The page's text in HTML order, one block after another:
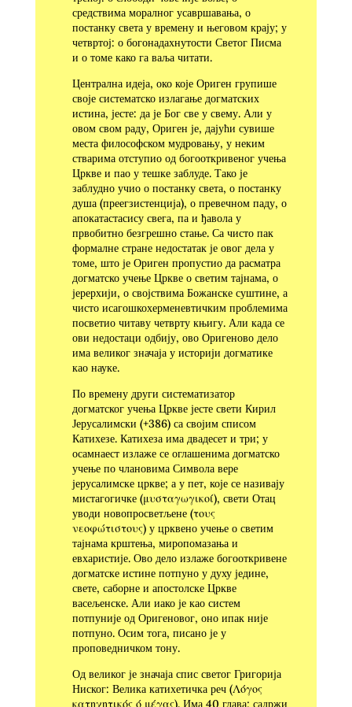
средствима моралног усавршавања, о
постанку света у времену и његовом крају; у
четвртој: о богонадахнутости Светог Писма
и о томе како га ваља читати.
Централна идеја, око које Ориген групише
своје систематско излагање догматских
истина, јесте: да је Бог све у свему. Али у
овом свом раду, Ориген је, дајући сувише
места философском мудровању, у неким
стварима отступио од богооткривеног учења
Цркве и пао у тешке заблуде. Тако је
заблудно учио о постанку света, о постанку
душа (преегзистенција), о превечном паду, о
апокатастасису свега, па и ђавола у
првобитно безгрешно стање. Са чисто пак
формалне стране недостатак је овог дела у
томе, што је Ориген пропустио да расматра
догматско учење Цркве о светим тајнама, о
јерерхији, о својствима Божанске суштине, а
чисто исагошкохерменевтичким проблемима
посветио читаву четврту књигу. Али када се
ови недостаци одбију, ово Оригеново дело
има великог значаја у историји догматике
као науке.
По времену други систематизатор
догматског учења Цркве јесте свети Кирил
Јерусалимски (+386) са својим спи­сом
Катихезе. Катихеза има двадесет и три; у
осамнаест излаже се оглашенима догматско
учење по члановима Символа вере
јерусалимске цркве; а у пет, које се називају
мистагогичке (μυσταγωγικοί), свети Отац
уводи новопросветљене (τους
νεοφώτιστους) у црквено учење о светим
тајнама крштења, миропомазања и
евхаристије. Ово дело излаже богооткривене
догматске истине потпуно у духу једине,
свете, саборне и апостолске Цркве
васељенске. Али иако је као систем
потпуније од Оригеновог, оно ипак није
потпуно. Осим тога, писано је у
проповедничком тону.
Од великог је значаја спис светог Григорија
Ниског: Ве­лика катихетичка реч (Λόγος
κατηχητικός ό μέγας). Има 40 глава; садржи